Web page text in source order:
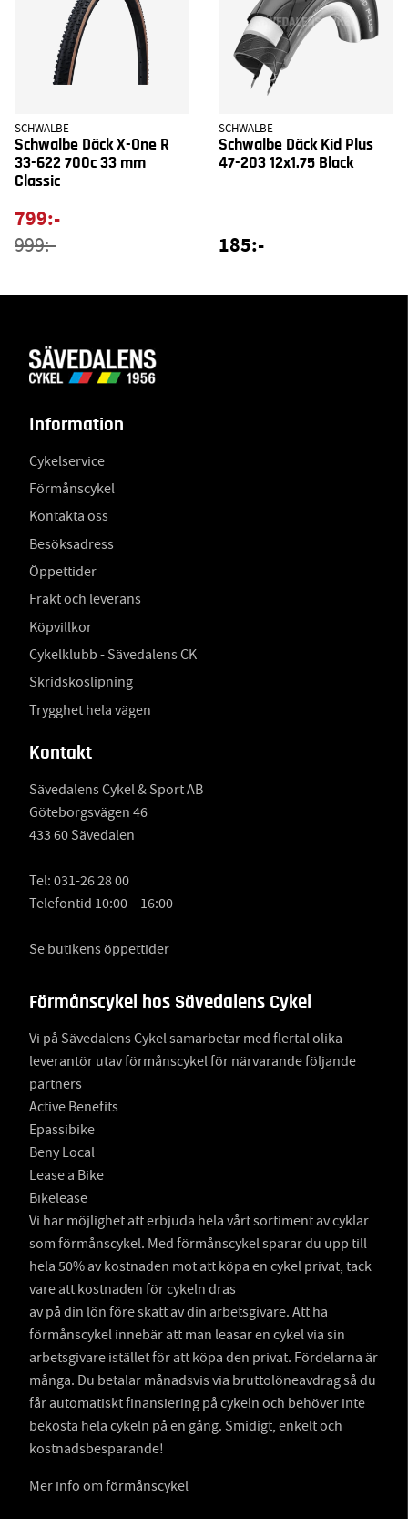
SCHWALBE
Schwalbe Däck X-One R
33-622 700c 33 mm
Classic
799:-
999:-
SCHWALBE
Schwalbe Däck Kid Plus
47-203 12x1.75 Black
185:-
Information
Cykelservice
Förmånscykel
Kontakta oss
Besöksadress
Öppettider
Frakt och leverans
Köpvillkor
Cykelklubb - Sävedalens CK
Skridskoslipning
Trygghet hela vägen
Kontakt
Sävedalens Cykel & Sport AB
Göteborgsvägen 46
433 60 Sävedalen
Tel: 031-26 28 00
Telefontid 10:00 – 16:00
Se butikens öppettider
Förmånscykel hos Sävedalens Cykel
Vi på Sävedalens Cykel samarbetar med flertal olika
leverantör utav förmånscykel för närvarande följande
partners
Active Benefits
Epassibike
Beny Local
Lease a Bike
Bikelease
Vi har möjlighet att erbjuda hela vårt sortiment av cyklar
som förmånscykel. Med förmånscykel sparar du upp till
hela 50% av kostnaden mot att köpa en cykel privat, tack
vare att kostnaden för cykeln dras
av på din lön före skatt av din arbetsgivare. Att ha
förmånscykel innebär att man leasar en cykel via sin
arbetsgivare istället för att köpa den privat. Fördelarna är
många. Du betalar månadsvis via bruttolöneavdrag så du
får automatiskt finansiering på cykeln och behöver inte
bekosta hela cykeln på en gång. Smidigt, enkelt och
kostnadsbesparande!
Mer info om förmånscykel